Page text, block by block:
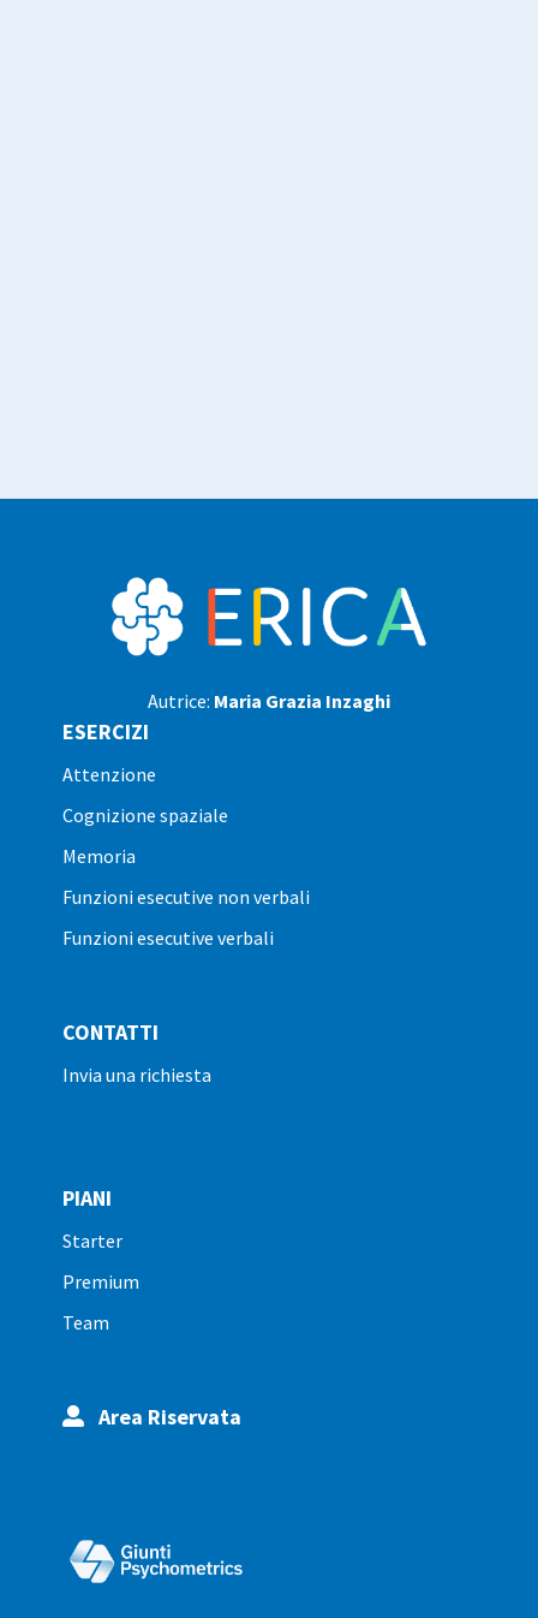
Autrice: Maria Grazia Inzaghi
ESERCIZI
attenzione
cognizione spaziale
memoria
funzioni esecutive non verbali
funzioni esecutive verbali
CONTATTI
invia una richiesta
PIANI
starter
premium
team
Area Riservata